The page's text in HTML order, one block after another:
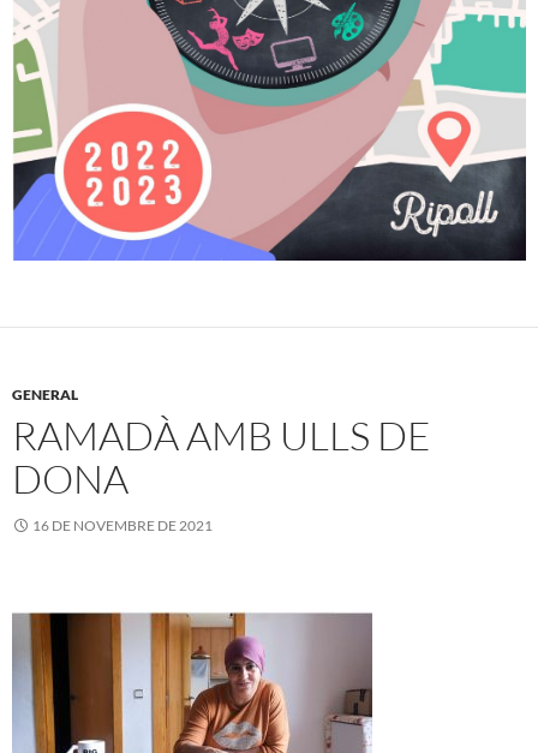
GENERAL
RAMADÀ AMB ULLS DE
DONA
16 DE NOVEMBRE DE 2021